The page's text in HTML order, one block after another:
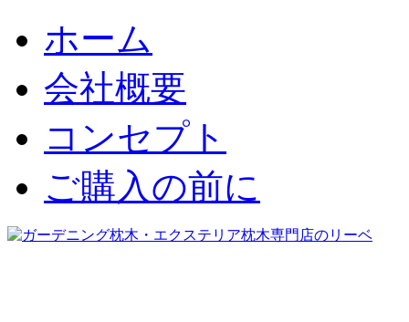
ホーム
会社概要
コンセプト
ご購入の前に